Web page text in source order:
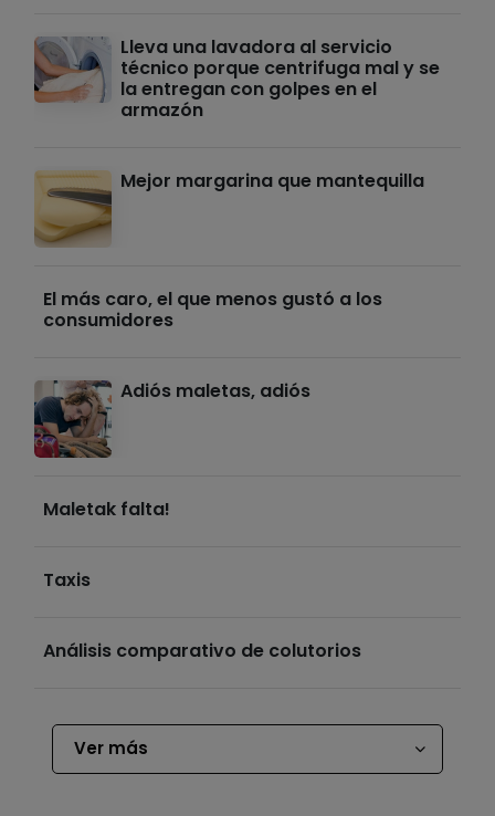
Lleva una lavadora al servicio
técnico porque centrifuga mal y se
la entregan con golpes en el
armazón
Mejor margarina que mantequilla
El más caro, el que menos gustó a los
consumidores
Adiós maletas, adiós
Maletak falta!
Taxis
Análisis comparativo de colutorios
Ver más